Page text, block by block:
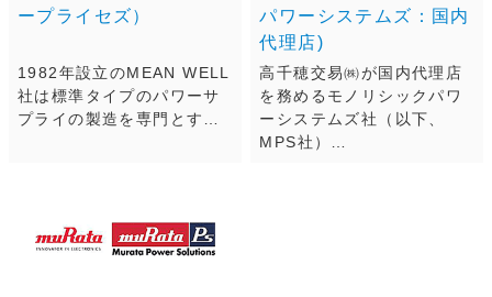
ープライセズ）
1982年設立のMEAN WELL
社は標準タイプのパワーサ
プライの製造を専門とす…
パワーシステムズ：国内
代理店)
高千穂交易㈱が国内代理店
を務めるモノリシックパワ
ーシステムズ社（以下、
MPS社）…